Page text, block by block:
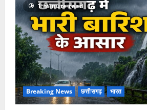
1 minute read
Breaking News छत्तीसगढ़ भारत